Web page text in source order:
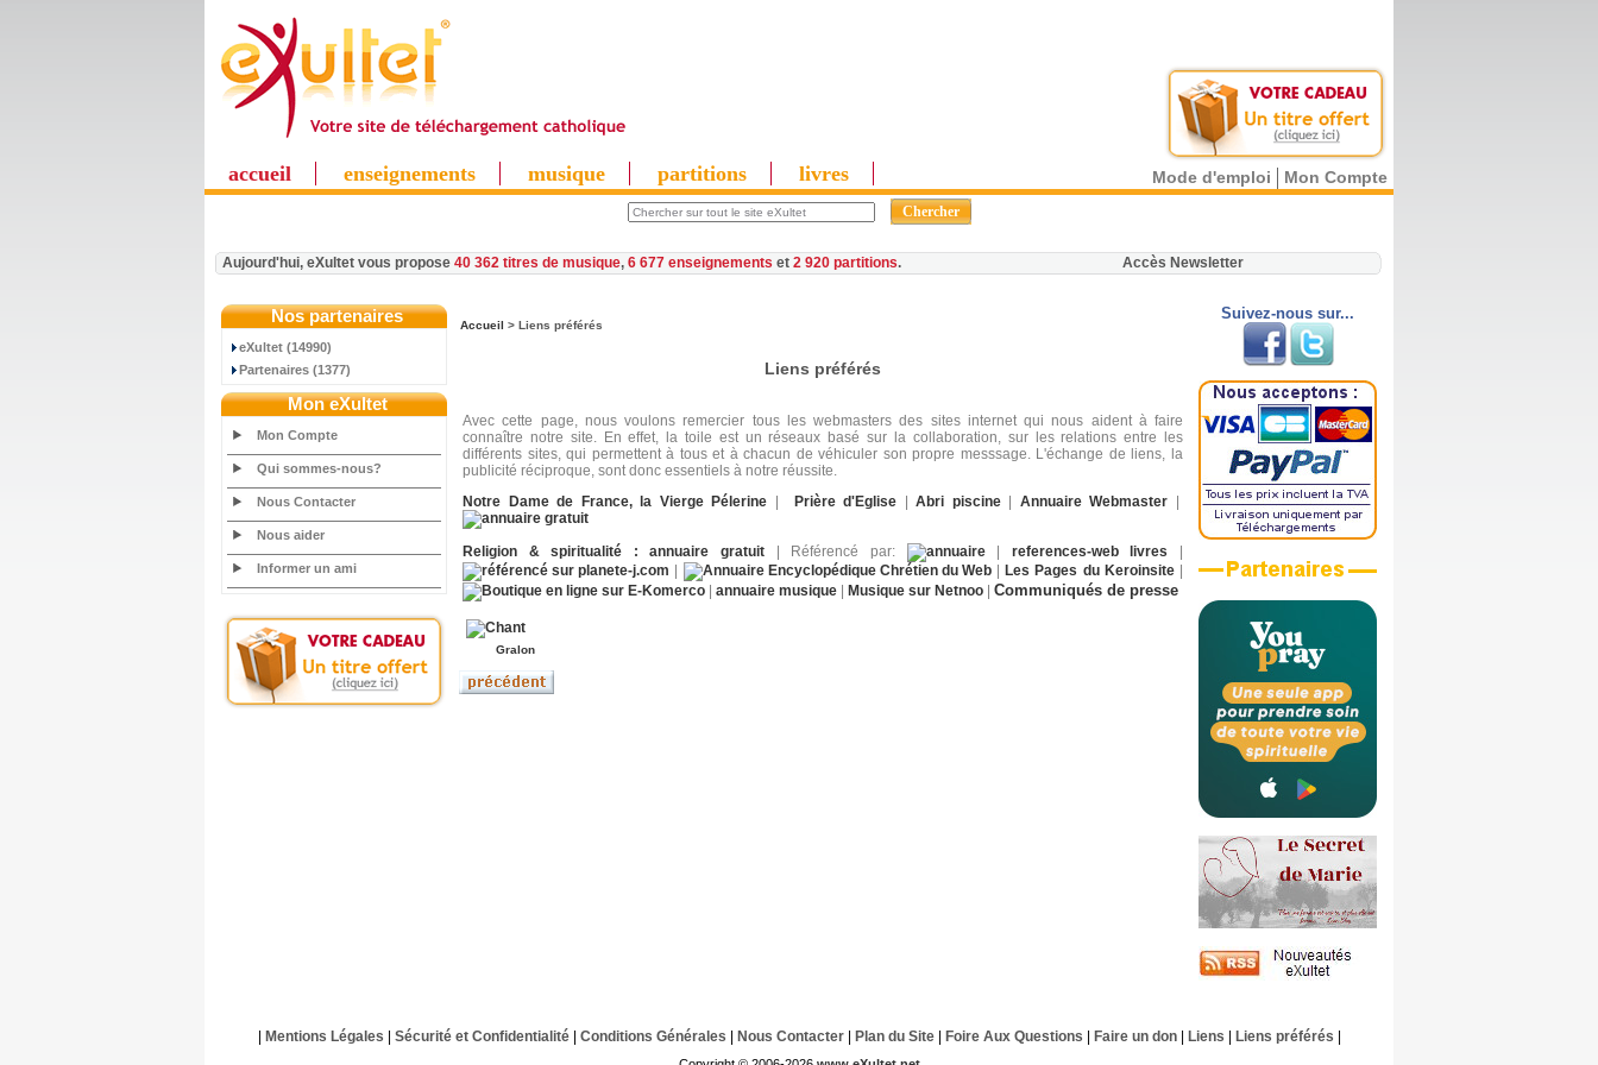
accueil enseignements musique partitions livres Mode d'emploi Mon Compte
Aujourd'hui, eXultet vous propose 40 362 titres de musique, 6 677 enseignements et 2 920 partitions. Accès Newsletter
Nos partenaires
eXultet (14990)
Partenaires (1377)
Mon eXultet
Mon Compte
Qui sommes-nous?
Nous Contacter
Nous aider
Informer un ami
Accueil > Liens préférés
Liens préférés
Avec cette page, nous voulons remercier tous les webmasters des sites internet qui nous aident à faire
connaître notre site. En effet, la toile est un réseaux basé sur la collaboration, sur les relations entre les
différents sites, qui permettent à tous et à chacun de véhiculer son propre messsage. L'échange de liens, la
publicité réciproque, sont donc essentiels à notre réussite.
Notre Dame de France, la Vierge Pélerine
Prière d'Eglise |Abri piscine| Annuaire Webmaster
Religion & spiritualité : annuaire gratuit | Référencé par: | references-web livres
| Les Pages du Keroinsite|
annuaire musique Musique sur Netnoo Communiqués de presse
Gralon
Suivez-nous sur...
Mentions Légales Sécurité et Confidentialité| Conditions Générales Nous Contacter| Plan du Site| Foire Aux Questions Faire un don| Liens Liens préférés